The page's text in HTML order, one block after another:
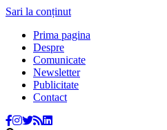
Sari la conținut
Prima pagina
Despre
Comunicate
Newsletter
Publicitate
Contact